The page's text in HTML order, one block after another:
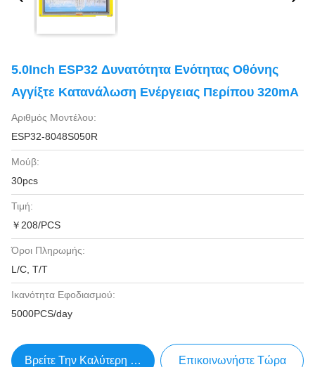
5.0Inch ESP32 Δυνατότητα Ενότητας Οθόνης
Αγγίξτε Κατανάλωση Ενέργειας Περίπου 320mA
Αριθμός Μοντέλου:
ESP32-8048S050R
Μούβ:
30pcs
Τιμή:
￥208/PCS
Όροι Πληρωμής:
L/C, T/T
Ικανότητα Εφοδιασμού:
5000PCS/day
Βρείτε Την Καλύτερη Τιμή Επικοινωνήστε Τώρα